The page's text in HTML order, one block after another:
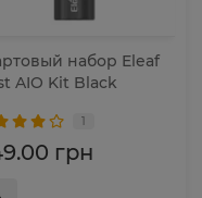
набор Eleaf
AIO Kit Black
1
грн